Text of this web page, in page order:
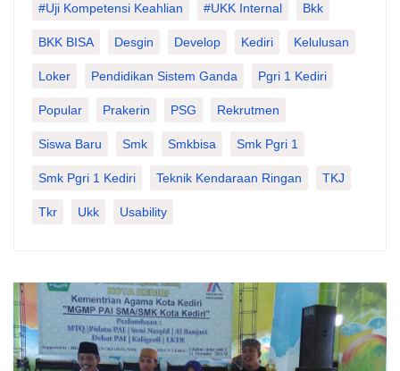
#Uji Kompetensi Keahlian #UKK Internal Bkk
BKK BISA Desgin Develop Kediri Kelulusan
Loker Pendidikan Sistem Ganda Pgri 1 Kediri
Popular Prakerin PSG Rekrutmen
Siswa Baru Smk Smkbisa Smk Pgri 1
Smk Pgri 1 Kediri Teknik Kendaraan Ringan TKJ
Tkr Ukk Usability